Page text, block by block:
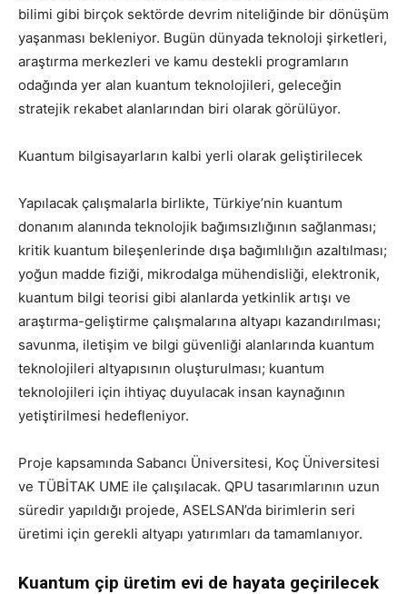
bilimi gibi birçok sektörde devrim niteliğinde bir dönüşüm
yaşanması bekleniyor. Bugün dünyada teknoloji şirketleri,
araştırma merkezleri ve kamu destekli programların
odağında yer alan kuantum teknolojileri, geleceğin
stratejik rekabet alanlarından biri olarak görülüyor.
Kuantum bilgisayarların kalbi yerli olarak geliştirilecek
Yapılacak çalışmalarla birlikte, Türkiye’nin kuantum
donanım alanında teknolojik bağımsızlığının sağlanması;
kritik kuantum bileşenlerinde dışa bağımlılığın azaltılması;
yoğun madde fiziği, mikrodalga mühendisliği, elektronik,
kuantum bilgi teorisi gibi alanlarda yetkinlik artışı ve
araştırma-geliştirme çalışmalarına altyapı kazandırılması;
savunma, iletişim ve bilgi güvenliği alanlarında kuantum
teknolojileri altyapısının oluşturulması; kuantum
teknolojileri için ihtiyaç duyulacak insan kaynağının
yetiştirilmesi hedefleniyor.
Proje kapsamında Sabancı Üniversitesi, Koç Üniversitesi
ve TÜBİTAK UME ile çalışılacak. QPU tasarımlarının uzun
süredir yapıldığı projede, ASELSAN’da birimlerin seri
üretimi için gerekli altyapı yatırımları da tamamlanıyor.
Kuantum çip üretim evi de hayata geçirilecek